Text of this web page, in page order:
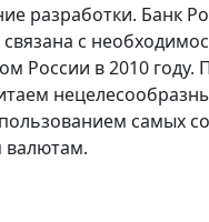
разработки. Банк
с
России в 2010 году.
самых
валютам.